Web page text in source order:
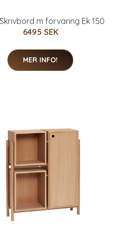
m förvaring Ek 150
6495 SEK
MER INFO!